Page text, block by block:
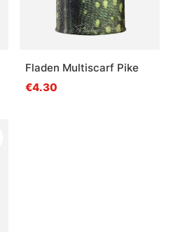
Fladen Multiscarf Pike
€4.30